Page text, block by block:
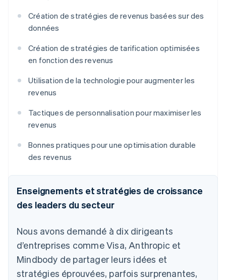
Création de stratégies de revenus basées sur des
données
Création de stratégies de tarification optimisées
en fonction des revenus
Utilisation de la technologie pour augmenter les
revenus
Tactiques de personnalisation pour maximiser les
revenus
Bonnes pratiques pour une optimisation durable
des revenus
Enseignements et stratégies de croissance
des leaders du secteur
Nous avons demandé à dix dirigeants
d’entreprises comme Visa, Anthropic et
Mindbody de partager leurs idées et
stratégies éprouvées, parfois surprenantes,